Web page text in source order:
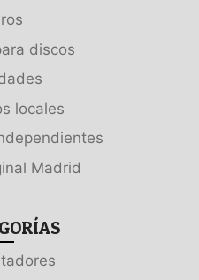
discos
locales
Madrid